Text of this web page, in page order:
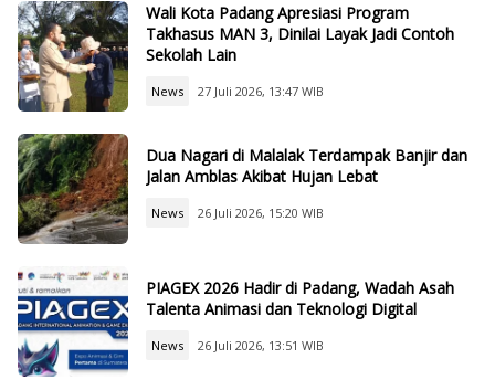
Wali Kota Padang Apresiasi Program
Takhasus MAN 3, Dinilai Layak Jadi Contoh
Sekolah Lain
News 27 Juli 2026, 13:47 WIB
Dua Nagari di Malalak Terdampak Banjir dan
Jalan Amblas Akibat Hujan Lebat
News 26 Juli 2026, 15:20 WIB
PIAGEX 2026 Hadir di Padang, Wadah Asah
Talenta Animasi dan Teknologi Digital
News 26 Juli 2026, 13:51 WIB